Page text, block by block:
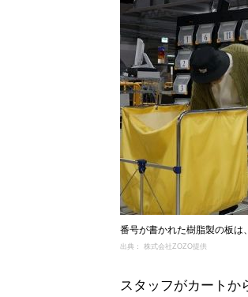
番号が書かれた樹脂製の板は
出典： 株式会社ZOZO提供
スタッフがカートか